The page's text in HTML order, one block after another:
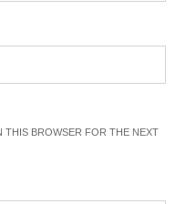
THIS BROWSER FOR THE NEXT